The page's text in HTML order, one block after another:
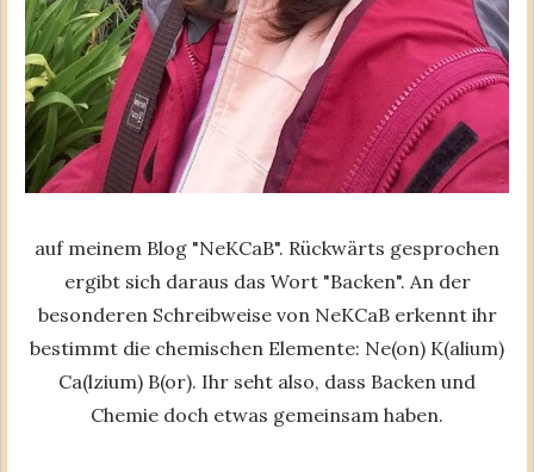
auf meinem Blog "NeKCaB". Rückwärts gesprochen
ergibt sich daraus das Wort "Backen". An der
besonderen Schreibweise von NeKCaB erkennt ihr
bestimmt die chemischen Elemente: Ne(on) K(alium)
Ca(lzium) B(or). Ihr seht also, dass Backen und
Chemie doch etwas gemeinsam haben.